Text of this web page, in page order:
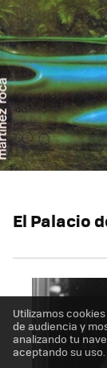
El Palacio
Utilizamos
de audiencia y
analizando tu
aceptando su uso.